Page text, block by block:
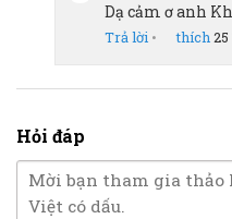
Dạ cảm ơ anh
Trả lời • thích25
Hỏi đáp